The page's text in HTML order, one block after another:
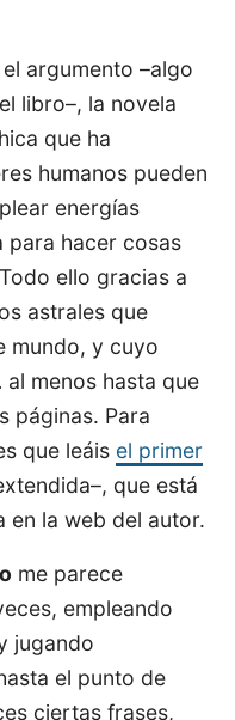
argumento –algo
libro–, la novela
que ha
humanos pueden
energías
para hacer cosas
ello gracias a
astrales que
mundo, y cuyo
menos hasta que
páginas. Para
que leáis el primer
que está
en la web del autor.
me parece
empleando
jugando
el punto de
ciertas frases,